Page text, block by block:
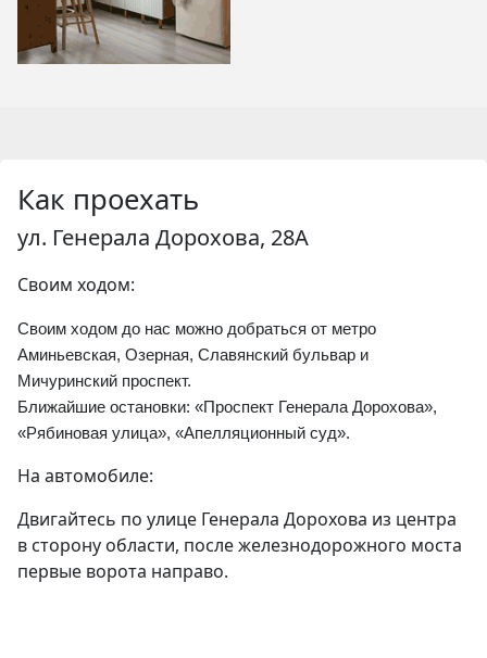
Как проехать
ул. Генерала Дорохова, 28А
Своим ходом:
Своим ходом до нас можно добраться от метро
Аминьевская, Озерная, Славянский бульвар и
Мичуринский проспект.
Ближайшие остановки: «Проспект Генерала Дорохова»,
«Рябиновая улица», «Апелляционный суд».
На автомобиле:
Двигайтесь по улице Генерала Дорохова из центра
в сторону области, после железнодорожного моста
первые ворота направо.